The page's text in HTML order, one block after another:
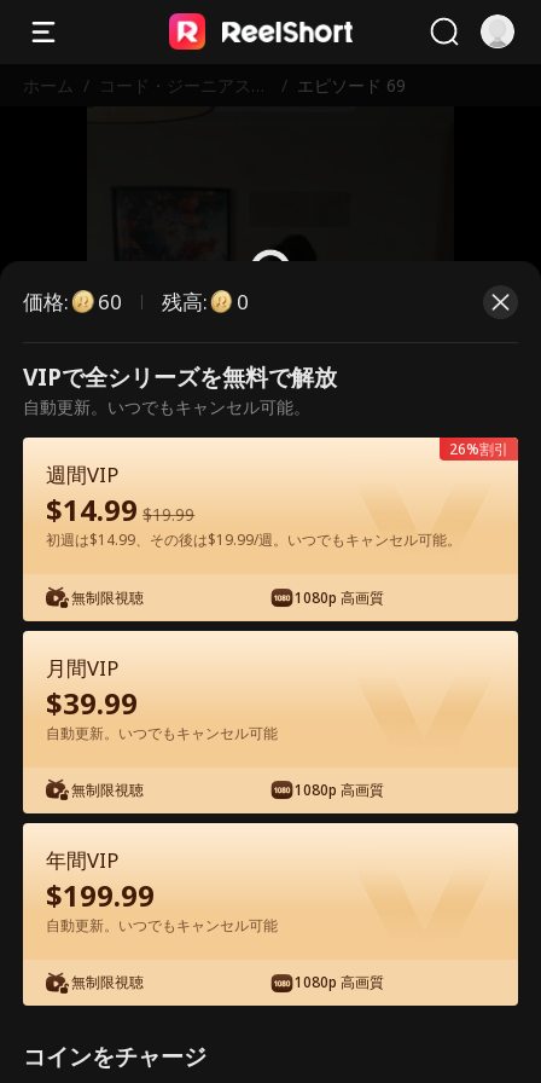
ホーム / コード・ジーニアス〜
/ エピソード 69
こちらは有料のエピソードです。視
聴いただくには解放が必要です。
アプリ内で無料視聴可能
エピソード69 - コード・ジーニアス〜今
度こそ、母を守る〜 映画フル
1-50 51-80
69 72
価格: 60 残高: 0
VIPで全シリーズを無料で解放
自動更新。いつでもキャンセル可能。
週間VIP
$14.99 $19.99
初週は$14.99、その後は$19.99/週。いつでもキャンセル可能。
無制限視聴 1080p 高画質
26%割引
月間VIP
$39.99
自動更新。いつでもキャンセル可能
無制限視聴 1080p 高画質
年間VIP
$199.99
自動更新。いつでもキャンセル可能
無制限視聴 1080p 高画質
コインをチャージ